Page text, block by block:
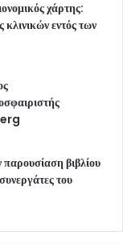
χάρτης:
εντός των
βιβλίου
του